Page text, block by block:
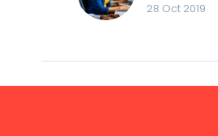
Trabajar, una
28 Oct 2019